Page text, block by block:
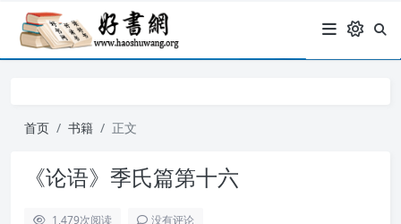
首页 书籍 正文
《论语》季氏篇第十六
1,479次阅读 没有评论